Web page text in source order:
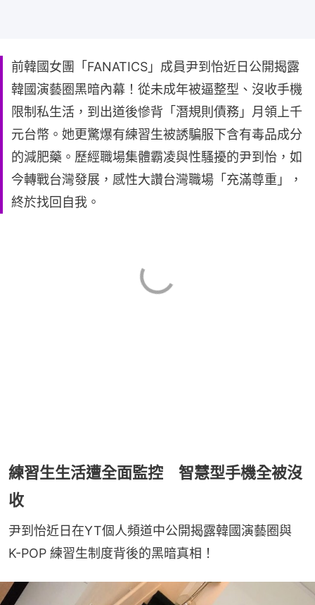
前韓國女團「FANATICS」成員尹到怡近日公開揭露
韓國演藝圈黑暗內幕！從未成年被逼整型、沒收手機
限制私生活，到出道後慘背「潛規則債務」月領上千
元台幣。她更驚爆有練習生被誘騙服下含有毒品成分
的減肥藥。歷經職場集體霸凌與性騷擾的尹到怡，如
今轉戰台灣發展，感性大讚台灣職場「充滿尊重」，
終於找回自我。
練習生生活遭全面監控 智慧型手機全被沒
收
尹到怡近日在YT個人頻道中公開揭露韓國演藝圈與
K-POP 練習生制度背後的黑暗真相！